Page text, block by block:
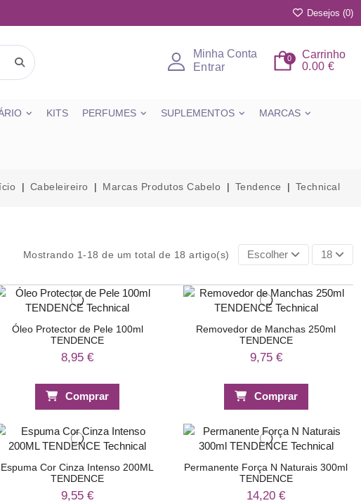
Desejos (0)
Minha Conta
Entrar
Carrinho
0
0.00 €
KITS PERFUMES SUPLEMENTOS MARCAS
Cabeleireiro Marcas Produtos Cabelo Tendence Technical
Mostrando 1-18 de um total de 18 artigo(s) Escolher 18
Óleo Protector de Pele 100ml
TENDENCE
8,95 €
Comprar
Removedor de Manchas 250ml
TENDENCE
9,75 €
Comprar
Espuma Cor Cinza Intenso 200ML
TENDENCE
9,55 €
Permanente Força N Naturais 300ml
TENDENCE
14,20 €